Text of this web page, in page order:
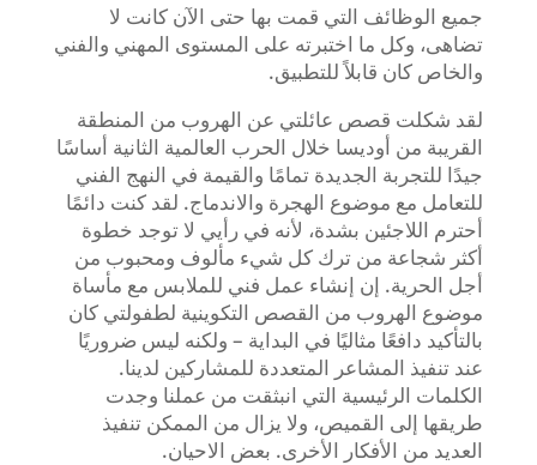
جميع الوظائف التي قمت بها حتى الآن كانت لا
تضاهى، وكل ما اختبرته على المستوى المهني والفني
والخاص كان قابلاً للتطبيق.
لقد شكلت قصص عائلتي عن الهروب من المنطقة
القريبة من أوديسا خلال الحرب العالمية الثانية أساسًا
جيدًا للتجربة الجديدة تمامًا والقيمة في النهج الفني
للتعامل مع موضوع الهجرة والاندماج. لقد كنت دائمًا
أحترم اللاجئين بشدة، لأنه في رأيي لا توجد خطوة
أكثر شجاعة من ترك كل شيء مألوف ومحبوب من
أجل الحرية. إن إنشاء عمل فني للملابس مع مأساة
موضوع الهروب من القصص التكوينية لطفولتي كان
بالتأكيد دافعًا مثاليًا في البداية – ولكنه ليس ضروريًا
عند تنفيذ المشاعر المتعددة للمشاركين لدينا.
الكلمات الرئيسية التي انبثقت من عملنا وجدت
طريقها إلى القميص، ولا يزال من الممكن تنفيذ
العديد من الأفكار الأخرى. بعض الاحيان.